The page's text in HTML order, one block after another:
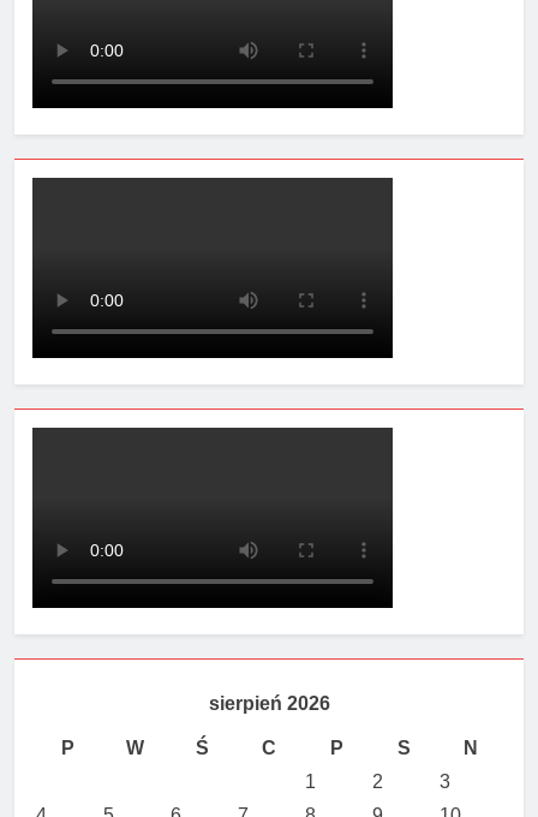
sierpień 2026
P W Ś C P S
N
1
2
3